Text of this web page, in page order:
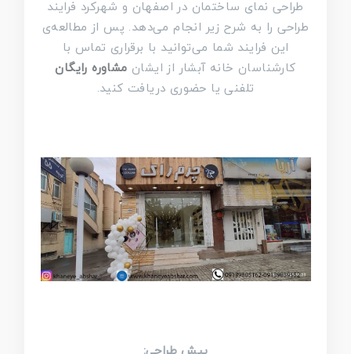
طراحی نمای ساختمان در اصفهان و شهرکرد فرایند
طراحی را به شرح زیر انجام می‌دهد. پس از مطالعه‌ی
این فرایند شما می‌توانید با برقراری تماس با
کارشناسان خانه آبشار از ایشان مشاوره رایگان
تلفنی یا حضوری دریافت کنید.
پیش طراحی: